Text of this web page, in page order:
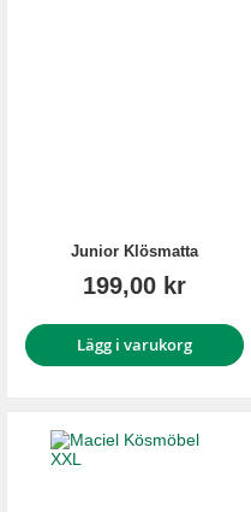
Junior Klösmatta
199,00 kr
Lägg i varukorg